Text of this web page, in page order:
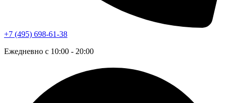
+7 (495) 698-61-38
Ежедневно с 10:00 - 20:00